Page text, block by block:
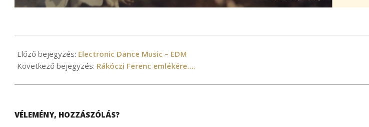
03-
31
Előző bejegyzés: Electronic Dance Music – EDM
Következő bejegyzés: Rákóczi Ferenc emlékére….
VÉLEMÉNY, HOZZÁSZÓLÁS?